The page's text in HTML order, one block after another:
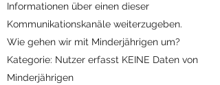
Informationen über einen dieser
Kommunikationskanäle weiterzugeben.
Wie gehen wir mit Minderjährigen um?
Kategorie: Nutzer erfasst KEINE Daten von
Minderjährigen